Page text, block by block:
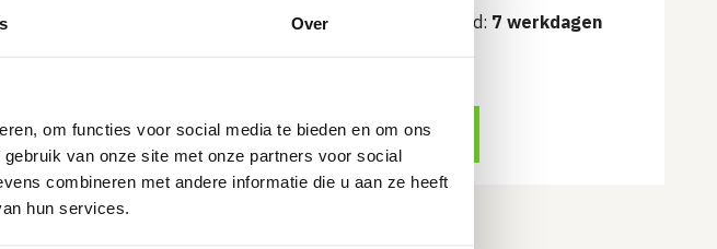
Over
om functies voor social media te bieden en om ons
van onze site met onze partners voor social
combineren met andere informatie die u aan ze heeft
hun services.
product
Levertijd: 7 werkdagen
Bekijk product